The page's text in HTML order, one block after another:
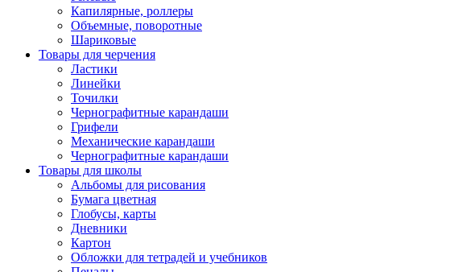
Капилярные, роллеры
Объемные, поворотные
Шариковые
Товары для черчения
Ластики
Линейки
Точилки
Чернографитные карандаши
Грифели
Механические карандаши
Чернографитные карандаши
Товары для школы
Альбомы для рисования
Бумага цветная
Глобусы, карты
Дневники
Картон
Обложки для тетрадей и учебников